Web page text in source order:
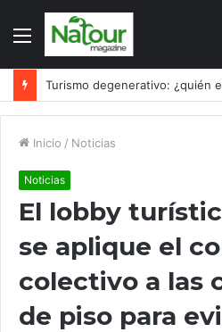
Menú
Inicio / Noticias
Noticias
El lobby
se aplique el
colectivo a las
de piso para